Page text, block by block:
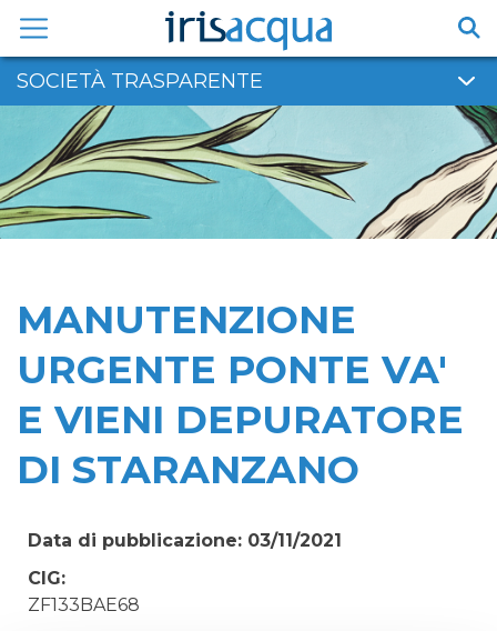
contenuto
SOCIETÀ TRASPARENTE
MANUTENZIONE
URGENTE PONTE VA'
E VIENI DEPURATORE
DI STARANZANO
Data di pubblicazione: 03/11/2021
CIG:
ZF133BAE68